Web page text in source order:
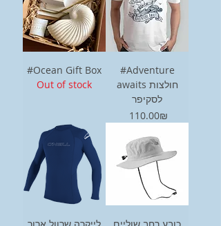
#Ocean Gift Box
Out of stock
#Adventure
awaits חולצות
לסקיפר
Price
‏110.00 ‏₪